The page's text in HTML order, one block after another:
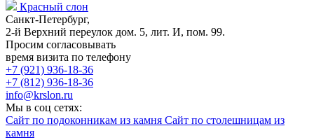
Красный слон
Санкт-Петербург,
2-й Верхний переулок дом. 5, лит. И, пом. 99.
Просим согласовывать
время визита по телефону
+7 (921) 936-18-36
+7 (812) 936-18-36
info@krslon.ru
Мы в соц сетях:
Сайт по подоконникам из камня Сайт по столешницам из
камня